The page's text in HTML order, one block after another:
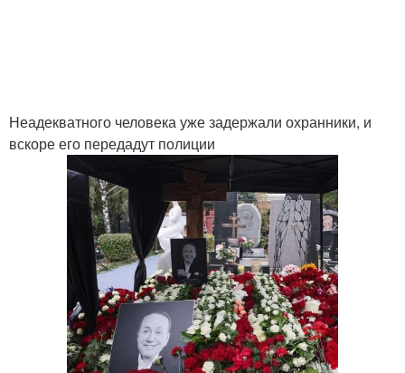
Неадекватного человека уже задержали охранники, и
вскоре его передадут полиции